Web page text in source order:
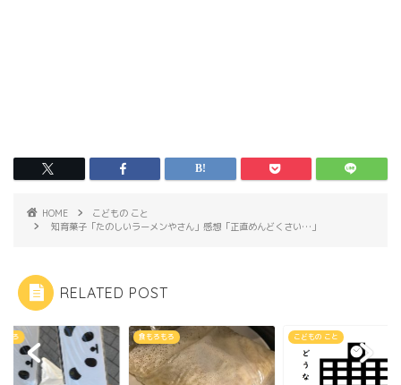
HOME
こどもの こと
知育菓子「たのしいラーメンやさん」感想「正直めんどくさい…」
RELATED POST
もろ こどもの こと 食もろもろ